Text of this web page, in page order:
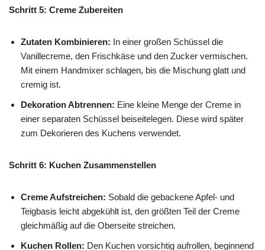
Schritt 5: Creme Zubereiten
Zutaten Kombinieren: In einer großen Schüssel die
Vanillecreme, den Frischkäse und den Zucker vermischen.
Mit einem Handmixer schlagen, bis die Mischung glatt und
cremig ist.
Dekoration Abtrennen: Eine kleine Menge der Creme in
einer separaten Schüssel beiseitelegen. Diese wird später
zum Dekorieren des Kuchens verwendet.
Schritt 6: Kuchen Zusammenstellen
Creme Aufstreichen: Sobald die gebackene Apfel- und
Teigbasis leicht abgekühlt ist, den größten Teil der Creme
gleichmäßig auf die Oberseite streichen.
Kuchen Rollen: Den Kuchen vorsichtig aufrollen, beginnend